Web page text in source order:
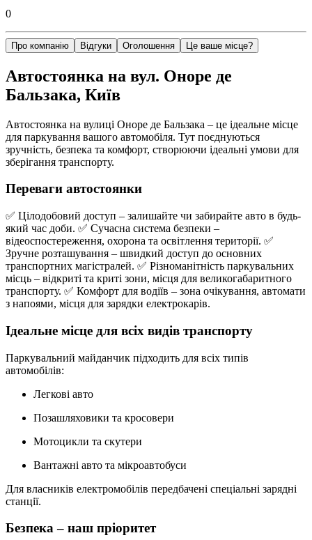
0
Про компанію Відгуки Оголошення Це ваше місце?
Автостоянка на вул. Оноре де
Бальзака, Київ
Автостоянка на вулиці Оноре де Бальзака – це ідеальне місце
для паркування вашого автомобіля. Тут поєднуються
зручність, безпека та комфорт, створюючи ідеальні умови для
зберігання транспорту.
Переваги автостоянки
✅ Цілодобовий доступ – залишайте чи забирайте авто в будь-
який час доби. ✅ Сучасна система безпеки –
відеоспостереження, охорона та освітлення території. ✅
Зручне розташування – швидкий доступ до основних
транспортних магістралей. ✅ Різноманітність паркувальних
місць – відкриті та криті зони, місця для великогабаритного
транспорту. ✅ Комфорт для водіїв – зона очікування, автомати
з напоями, місця для зарядки електрокарів.
Ідеальне місце для всіх видів транспорту
Паркувальний майданчик підходить для всіх типів
автомобілів:
Легкові авто
Позашляховики та кросовери
Мотоцикли та скутери
Вантажні авто та мікроавтобуси
Для власників електромобілів передбачені спеціальні зарядні
станції.
Безпека – наш пріоритет